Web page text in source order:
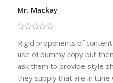
Mr. Mackay
Rigid proponents of
use of dummy copy but
ask them to provide style
they supply that are in